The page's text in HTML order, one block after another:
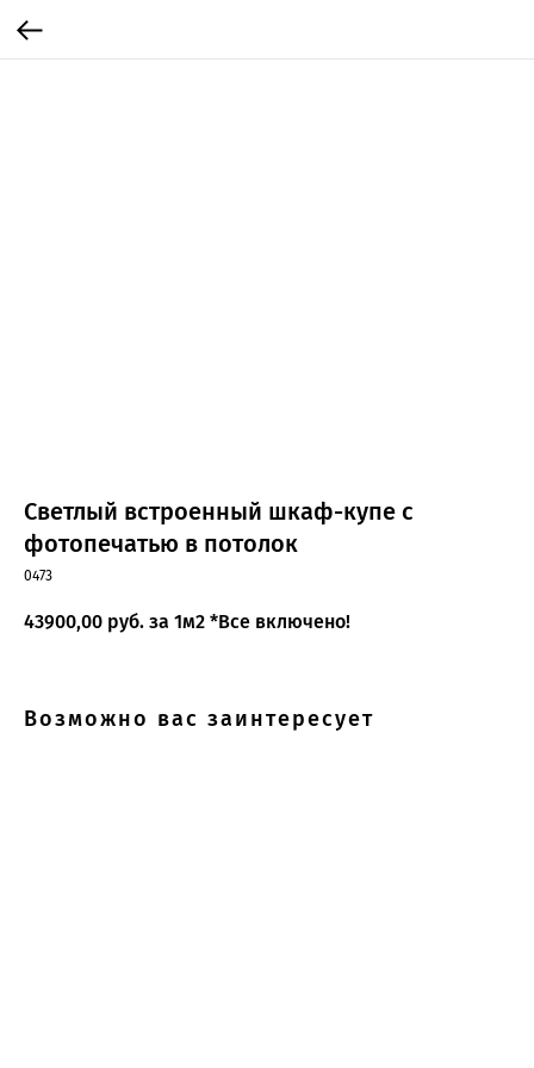
Светлый встроенный шкаф-купе с
фотопечатью в потолок
0473
43900,00 руб. за 1м2 *Все включено!
Возможно вас заинтересует